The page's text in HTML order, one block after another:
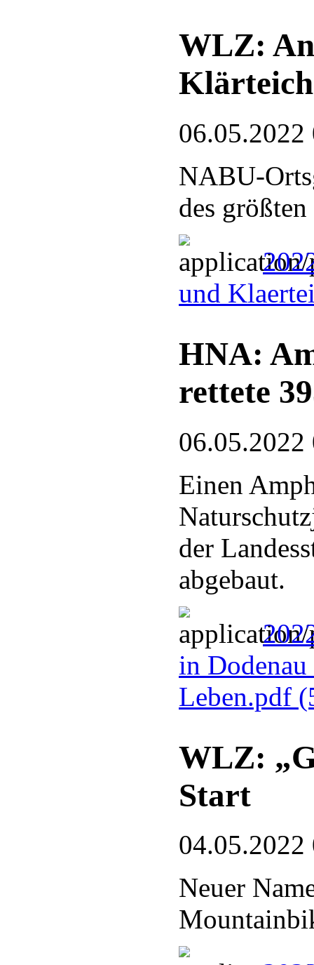
WLZ:
06.05.2022
NABU-
des
und
HNA:
rettete
06.05.2022
Einen
der
abgebaut.
in Dodenau
Leben.pdf
WLZ:
Start
04.05.2022
Neuer